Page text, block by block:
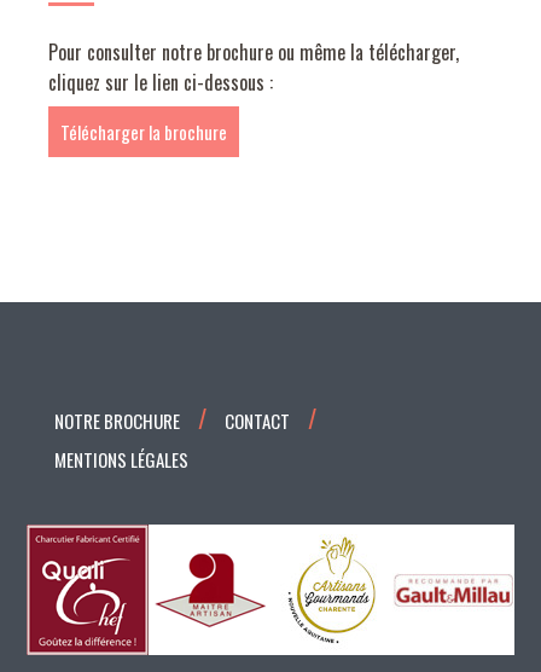
Pour consulter notre brochure ou même la télécharger,
cliquez sur le lien ci-dessous :
Télécharger la brochure
NOTRE BROCHURE
CONTACT
MENTIONS LÉGALES